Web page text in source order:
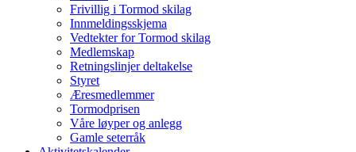
Frivillig i Tormod skilag
Innmeldingsskjema
Vedtekter for Tormod skilag
Medlemskap
Retningslinjer deltakelse
Styret
Æresmedlemmer
Tormodprisen
Våre løyper og anlegg
Gamle seterråk